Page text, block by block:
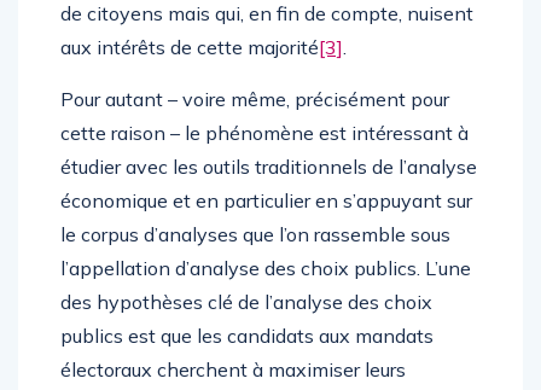
de citoyens mais qui, en fin de compte, nuisent
aux intérêts de cette majorité[3].
Pour autant – voire même, précisément pour
cette raison – le phénomène est intéressant à
étudier avec les outils traditionnels de l’analyse
économique et en particulier en s’appuyant sur
le corpus d’analyses que l’on rassemble sous
l’appellation d’analyse des choix publics. L’une
des hypothèses clé de l’analyse des choix
publics est que les candidats aux mandats
électoraux cherchent à maximiser leurs